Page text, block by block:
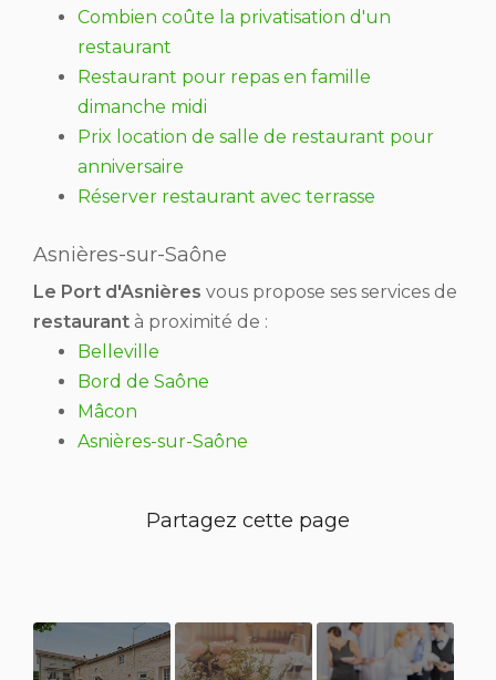
Combien coûte la privatisation d'un
restaurant
Restaurant pour repas en famille
dimanche midi
Prix location de salle de restaurant pour
anniversaire
Réserver restaurant avec terrasse
Asnières-sur-Saône
Le Port d'Asnières vous propose ses services de
restaurant à proximité de :
Belleville
Bord de Saône
Mâcon
Asnières-sur-Saône